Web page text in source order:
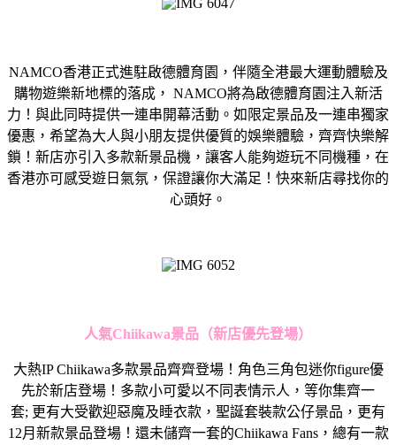
NAMCO香港正式進駐啟德體育園，伴隨全港最大運動體驗及
購物遊樂新地標的落成， NAMCO將為啟德體育園注入新活
力！與此同時提供一連串開幕活動。 如限定景品及一連串獨家
優惠， 希望為大人與小朋友提供優質的娛樂體驗，齊齊快樂解
鎖！ 新店亦引入多款新景品機，讓客人能夠遊玩不同機種， 在
香港亦可感受遊日氣氛，保證讓你大滿足！ 快來新店尋找你的
心頭好。
人氣Chiikawa景品（新店優先登場）
大熱IP Chiikawa多款景品齊齊登場！角色三角包迷你figure優
先於新店登場！多款小可愛以不同表情示人，等你集齊一
套; 更有大受歡迎惡魔及睡衣款，聖誕套裝款公仔景品，更有
12月新款景品登場！還未儲齊一套的Chiikawa Fans，總有一款